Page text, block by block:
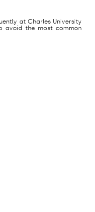
at Charles University
avoid the most common